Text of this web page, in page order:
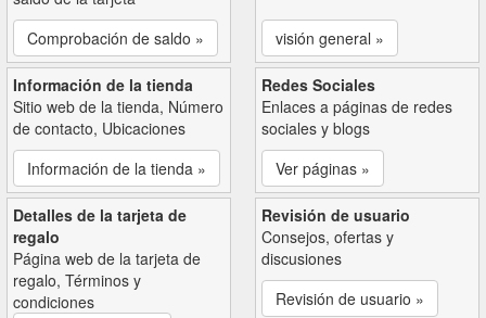
Comprobación de saldo »
visión general »
Información de la tienda
Sitio web de la tienda, Número
de contacto, Ubicaciones
Información de la tienda »
Redes Sociales
Enlaces a páginas de redes
sociales y blogs
Ver páginas »
Detalles de la tarjeta de
regalo
Página web de la tarjeta de
regalo, Términos y
condiciones
Revisión de usuario
Consejos, ofertas y
discusiones
Revisión de usuario »